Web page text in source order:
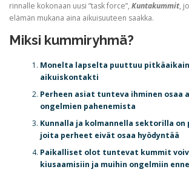
rinnalle kokonaan uusi ”task force”, Kuntakummit,
elämän mukana aina aikuisuuteen saakka.
Miksi kummiryhmä?
Monelta lapselta puuttuu
aikuiskontakti
Perheen asiat tunteva ihminen osaa
ongelmien pahenemista
Kunnalla ja kolmannella sektorilla on
joita perheet eivät osaa hyödyntää
Paikalliset olot tuntevat kummit
kiusaamisiin ja muihin ongelmiin